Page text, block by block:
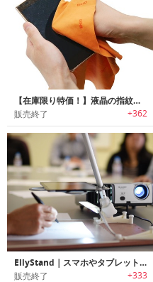
【在庫限り特価！】液晶の指紋皮脂汚れを除去する超極細高級繊維クロス「ENJOハイテッククロス」
販売終了 +362
EllyStand｜スマホやタブレットをスキャナー/マイクロスコープに変身させるデバイススタンド「エリースタンド」
販売終了 +333